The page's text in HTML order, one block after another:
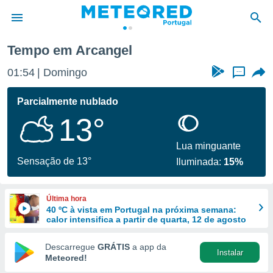
da
foi
fornecidas
a este
das
e
forma
digital
Tempo em Arcangel
01:54 Domingo ...
Parcialmente nublado
13°
Sensação de 13°
Lua minguante
Iluminada: 15%
Última hora
40 ºC à vista em Portugal na próxima semana:
calor intensifica a partir de quarta, 12 de agosto
Descarregue GRÁTIS a app da
Meteored!
Instalar